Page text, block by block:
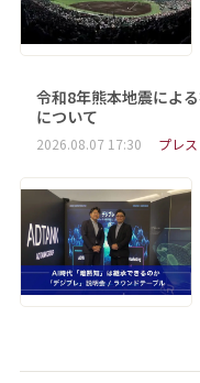
令和8年熊本地震によ
について
2026.08.07 17:30 プレ